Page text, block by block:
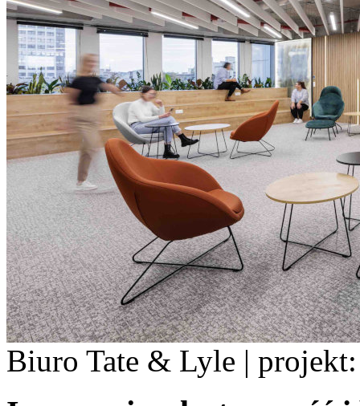
Biuro Tate & Lyle |